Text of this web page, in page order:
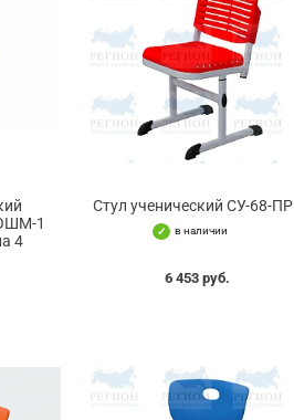
1
4
Стул ученический СУ-68-ПР
в наличии
6 453 руб.